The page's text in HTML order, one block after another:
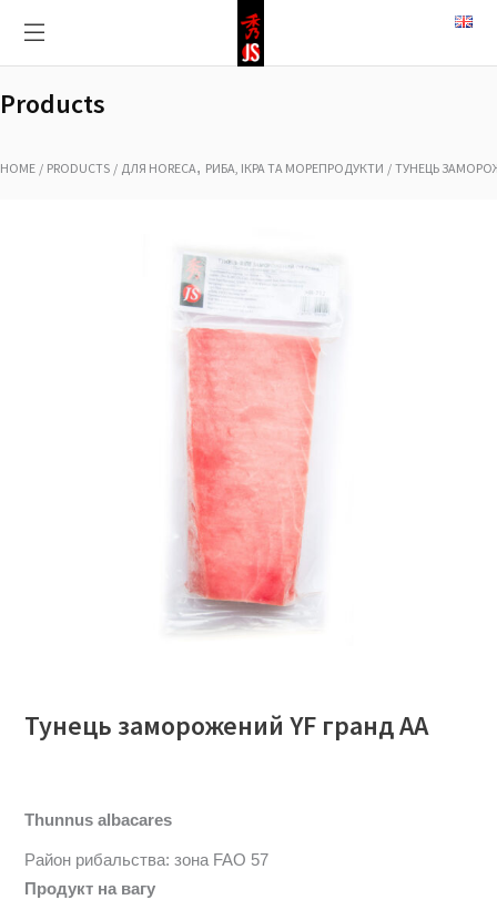
Products
HOME PRODUCTS ДЛЯ HORECA, РИБА, ІКРА ТА МОРЕПРОДУКТИ ТУНЕЦЬ
Тунець заморожений YF гранд АА
Thunnus albacares
Район рибальства: зона FAO 57
Продукт на вагу